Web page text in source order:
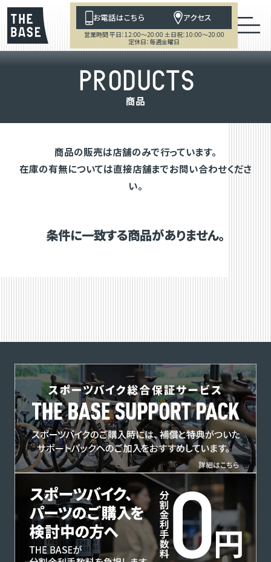
お電話はこちら アクセス
営業時間 平日：12:00～20:00 土日祝：10:00～20:00
定休日：毎週金曜日
PRODUCTS
商品
商品の販売は店舗のみで行っています。
在庫の有無については直接店舗までお問い合わせくださ
い。
条件に一致する商品がありません。